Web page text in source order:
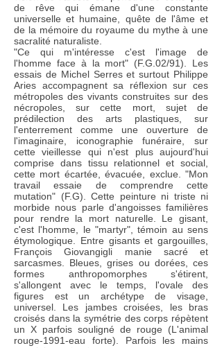
de rêve qui émane d'une constante
universelle et humaine, quête de l'âme et
de la mémoire du royaume du mythe à une
sacralité naturaliste.
"Ce qui m'intéresse c'est l'image de
l'homme face à la mort" (F.G.02/91). Les
essais de Michel Serres et surtout Philippe
Aries accompagnent sa réflexion sur ces
métropoles des vivants construites sur des
nécropoles, sur cette mort, sujet de
prédilection des arts plastiques, sur
l'enterrement comme une ouverture de
l'imaginaire, iconographie funéraire, sur
cette vieillesse qui n'est plus aujourd'hui
comprise dans tissu relationnel et social,
cette mort écartée, évacuée, exclue. "Mon
travail essaie de comprendre cette
mutation" (F.G). Cette peinture ni triste ni
morbide nous parle d'angoisses familières
pour rendre la mort naturelle. Le gisant,
c'est l'homme, le "martyr", témoin au sens
étymologique. Entre gisants et gargouilles,
François Giovangigli manie sacré et
sarcasmes. Bleues, grises ou dorées, ces
formes anthropomorphes s'étirent,
s'allongent avec le temps, l'ovale des
figures est un archétype de visage,
universel. Les jambes croisées, les bras
croisés dans la symétrie des corps répètent
un X parfois souligné de rouge (L'animal
rouge-1991-eau forte). Parfois les mains